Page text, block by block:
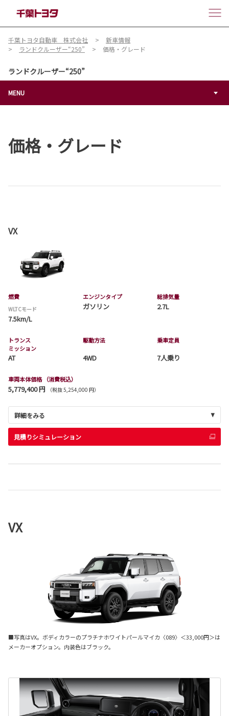
千葉トヨタ自動車 株式会社
新車情報
ランドクルーザー“250”
価格・グレード
ランドクルーザー“250”
MENU
価格・グレード
VX
燃費
WLTCモード
7.5km/L
エンジンタイプ
ガソリン
総排気量
2.7L
トランス
ミッション
AT
駆動方法
4WD
乗車定員
7人乗り
車両本体価格 （消費税込）
5,779,400 円 （税抜 5,254,000 円）
詳細をみる
見積りシミュレーション
VX
■写真はVX。ボディカラーのプラチナホワイトパールマイカ〈089〉＜33,000円＞は
メーカーオプション。内装色はブラック。